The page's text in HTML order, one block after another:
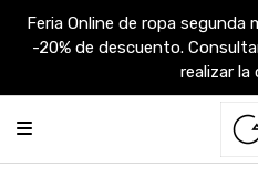
Feria Online de ropa segunda
-20% de descuento.
realizar la